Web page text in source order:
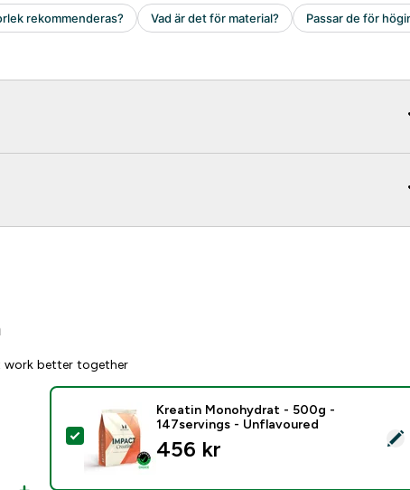
better together
Select this product - Kreatin Monohydrat - 500g
Kreatin Monohydrat - 500g -
147servings - Unflavoured
456 kr‎